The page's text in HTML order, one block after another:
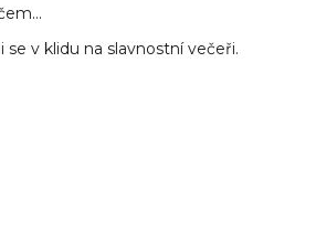
v klidu na slavnostní večeři.